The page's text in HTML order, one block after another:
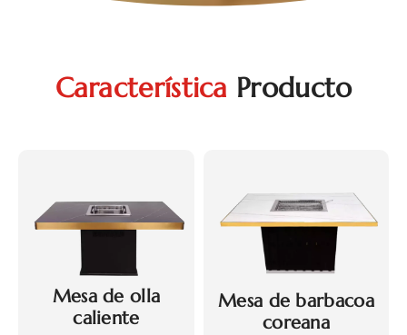
Característica Producto
Mesa de olla
caliente
Mesa de barbacoa
coreana